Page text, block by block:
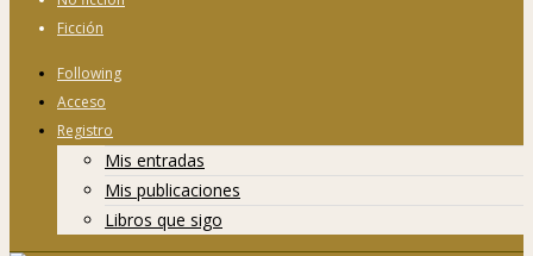
Ficción
Following
Acceso
Registro
Mis entradas
Mis publicaciones
Libros que sigo